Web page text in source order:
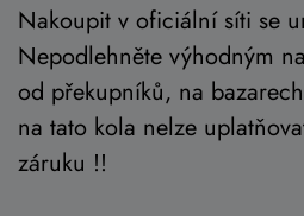
Nakoupit v oficiální síti se
Nepodlehněte výhodným
od překupníků, na
na tato kola nelze
záruku !!